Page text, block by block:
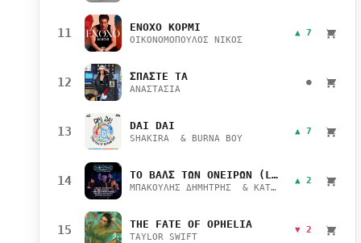
11 ΕΝΟΧΟ ΚΟΡΜΙ
ΟΙΚΟΝΟΜΟΠΟΥΛΟΣ ΝΙΚΟΣ
▲ 7
12 ΣΠΑΣΤΕ ΤΑ
ΑΝΑΣΤΑΣΙΑ
●
13 DAI DAI
SHAKIRA & BURNA BOY
▲ 7
14 ΤΟ ΒΑΛΣ ΤΩΝ ΟΝΕΙΡΩΝ (LIVE)
ΜΠΑΚΟΥΛΗΣ ΔΗΜΗΤΡΗΣ & ΚΑΤΣΙΜΙΧΑ ΜΑΡΙΑΝΑ
▲ 2
15 THE FATE OF OPHELIA
TAYLOR SWIFT
▼ 2